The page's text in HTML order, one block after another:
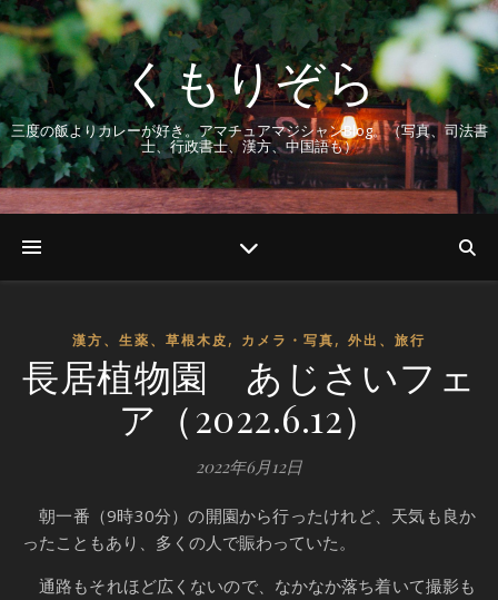
くもりぞら
三度の飯よりカレーが好き。アマチュアマジシャンBlog。（写真、司法書
士、行政書士、漢方、中国語も）
漢方、生薬、草根木皮, カメラ・写真, 外出、旅行
長居植物園 あじさいフェ
ア（2022.6.12）
2022年6月12日
朝一番（9時30分）の開園から行ったけれど、天気も良か
ったこともあり、多くの人で賑わっていた。
通路もそれほど広くないので、なかなか落ち着いて撮影も